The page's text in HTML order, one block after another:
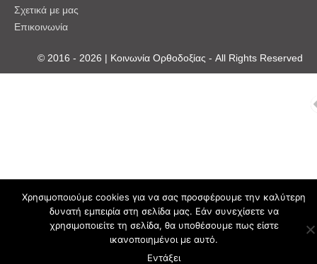
Σχετικά με μας
Επικοινωνία
© 2016 - 2026 | Κοινωνία Ορθοδοξίας - All Rights Reserved
Χρησιμοποιούμε cookies για να σας προσφέρουμε την καλύτερη
δυνατή εμπειρία στη σελίδα μας. Εάν συνεχίσετε να
χρησιμοποιείτε τη σελίδα, θα υποθέσουμε πως είστε
ικανοποιημένοι με αυτό.
Εντάξει